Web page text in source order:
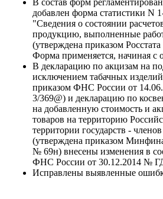
В состав форм
добавлен форма статистики N
"Сведения о состоянии
продукцию, выполненные
(утверждена приказом
Форма применяется, начиная с
В декларацию по акцизам на
исключением табачных
приказом ФНС России от
3/369@) и декларацию по
на добавленную стоимость и
товаров на территорию
территории государств -
(утверждена приказом
№ 69н) внесены изменения в
ФНС России от 30.12.2014 №
Исправлены выявленные